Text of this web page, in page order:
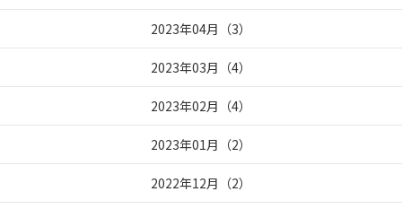
2023年04月 （3）
2023年03月 （4）
2023年02月 （4）
2023年01月 （2）
2022年12月 （2）